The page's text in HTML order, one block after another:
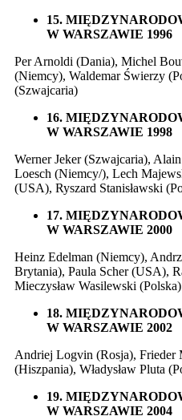
15.
W WARSZAWIE 1996
Per Arnoldi (Dania), Michel
(Niemcy), Waldemar Świerzy
(Szwajcaria)
16.
W WARSZAWIE 1998
Werner Jeker (Szwajcaria),
Loesch (Niemcy/), Lech
(USA), Ryszard Stanisławski
17.
W WARSZAWIE 2000
Heinz Edelman (Niemcy),
Brytania), Paula Scher (USA),
Mieczysław Wasilewski (Polska)
18.
W WARSZAWIE 2002
Andriej Logvin (Rosja), Frieder
(Hiszpania), Władysław Pluta
19.
W WARSZAWIE 2004